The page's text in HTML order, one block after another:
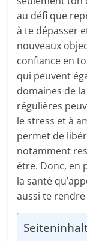
au défi que
à te dépasser
nouveaux
confiance en
qui peuvent
domaines de
régulières
le stress et à
permet de
notamment
être. Donc, en
la santé
aussi te